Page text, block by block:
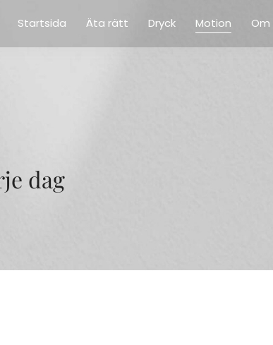
Startsida Äta rätt Dryck Motion Om
dag